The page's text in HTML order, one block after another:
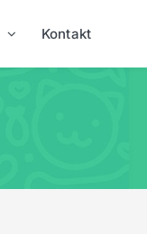
Kontakt